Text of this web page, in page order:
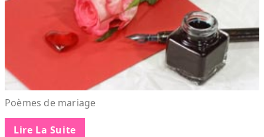
Poèmes de mariage
Lire La Suite